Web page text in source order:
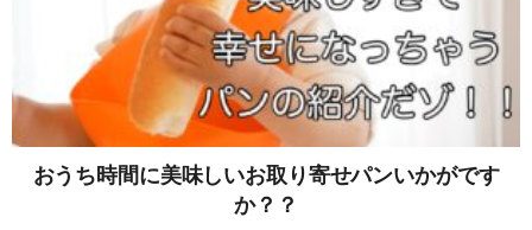
おうち時間に美味しいお取り寄せパンいかがです
か？？